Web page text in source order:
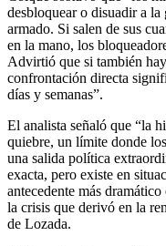
desbloquear o disuadir a la
armado. Si salen de sus
en la mano, los
Advirtió que si también
confrontación directa
días y semanas”.
El analista señaló que “la
quiebre, un límite donde
una salida política
exacta, pero existe en
antecedente más
la crisis que derivó en la
de Lozada.